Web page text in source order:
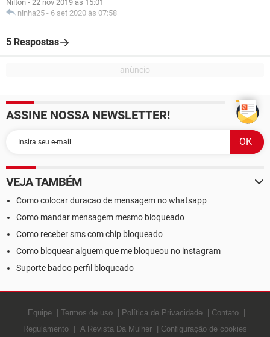
Nilton - 22 nov 2019 às 15:01
ninha25 - 6 set 2020 às 07:58
5 Respostas
ASSINE NOSSA NEWSLETTER!
VEJA TAMBÉM
Como colocar duracao de mensagem no whatsapp
Como mandar mensagem mesmo bloqueado
Como receber sms com chip bloqueado
Como bloquear alguem que me bloqueou no instagram
Suporte badoo perfil bloqueado
Equipe Termos de uso Política de Privacidade
Contato
Regulamento
A Revista Da Mulher Configuração de cookies